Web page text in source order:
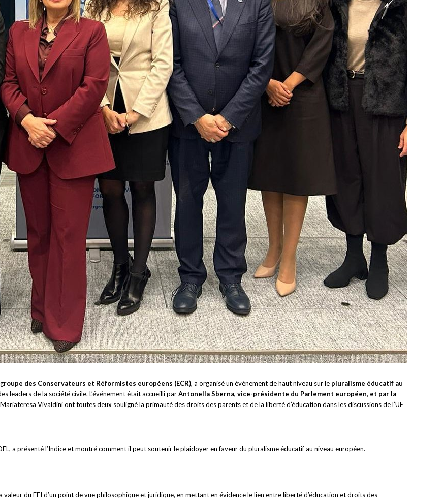
roupe des Conservateurs et Réformistes européens (ECR), a organisé un événement de haut niveau sur le pluralisme éducatif au
leaders de la société civile. L’événement était accueilli parAntonella Sberna, vice-présidente du Parlement européen, et par la
Vivaldini ont toutes deux souligné la primauté des droits des parents et de la liberté d’éducation dans les discussions de l’UE
a présenté l’Indice et montré comment il peut soutenir le plaidoyer en faveur du pluralisme éducatif au niveau européen.
valeur du FEI d’un point de vue philosophique et juridique, en mettant en évidence le lien entre liberté d’éducation et droits des